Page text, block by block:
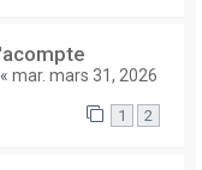
« mar. mars 31, 2026
1 2